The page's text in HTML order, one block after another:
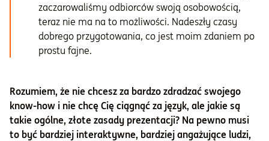
zaczarowaliśmy odbiorców swoją osobowością,
teraz nie ma na to możliwości. Nadeszły czasy
dobrego przygotowania, co jest moim zdaniem po
prostu fajne.
Rozumiem, że nie chcesz za bardzo zdradzać swojego
know-how i nie chcę Cię ciągnąć za język, ale jakie są
takie ogólne, złote zasady prezentacji? Na pewno musi
to być bardziej interaktywne, bardziej angażujące ludzi,